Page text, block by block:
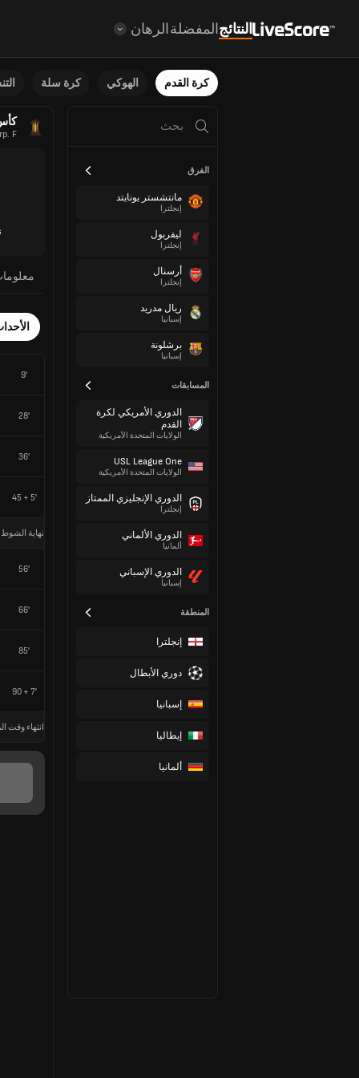
النتائجالمفضلةالرهان
كرة القدم الهوكي كرة سلة
الفرق
مانتشستر يونايتد
إنجلترا
ليفربول
إنجلترا
أرسنال
إنجلترا
ريال مدريد
إسبانيا
برشلونة
إسبانيا
المسابقات
الدوري الأمريكي لكرة
القدم
الولايات المتحدة الأمريكية
USL League One
الولايات المتحدة الأمريكية
الدوري الإنجليزي الممتاز
إنجلترا
الدوري الألماني
ألمانيا
الدوري الإسباني
إسبانيا
المنطقة
إنجلترا
دوري الأبطال
إسبانيا
إيطاليا
ألمانيا
كأس
F
9'
28'
36'
45 + 5'
نهاية الشوط
56'
66'
85'
90 + 7'
انتهاء وقت